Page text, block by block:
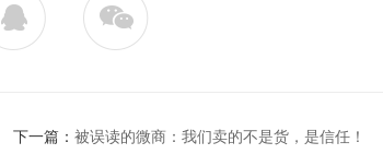
下一篇： 被误读的微商：我们卖的不是货，是信任！